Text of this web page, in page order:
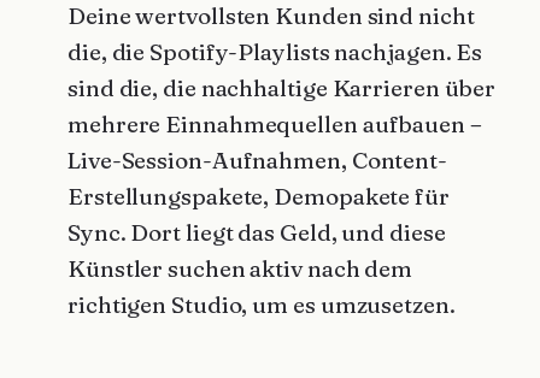
Deine wertvollsten Kunden sind nicht
die, die Spotify-Playlists nachjagen. Es
sind die, die nachhaltige Karrieren über
mehrere Einnahmequellen aufbauen –
Live-Session-Aufnahmen, Content-
Erstellungspakete, Demopakete für
Sync. Dort liegt das Geld, und diese
Künstler suchen aktiv nach dem
richtigen Studio, um es umzusetzen.